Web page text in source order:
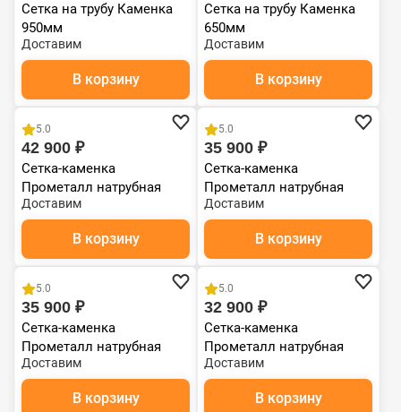
Сетка на трубу Каменка
950мм
Доставим
В корзину
Сетка на трубу Каменка
650мм
Доставим
В корзину
5.0
42 900 ₽
Сетка-каменка
Прометалл натрубная
комбинированная ламель
"Жадеит" наборный
Доставим
В корзину
5.0
35 900 ₽
Сетка-каменка
Прометалл натрубная
комбинированная ламель
"Верде Гватемала"
наборный
Доставим
В корзину
5.0
35 900 ₽
Сетка-каменка
Прометалл натрубная
комбинированная ламель
"Россо Леванто"
наборный
Доставим
В корзину
5.0
32 900 ₽
Сетка-каменка
Прометалл натрубная
комбинированная ламель
"Окаменевшее дерево"
наборное
Доставим
В корзину